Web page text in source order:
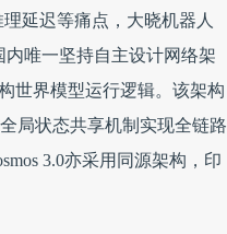
延迟等痛点，大晓机器人
内唯一坚持自主设计网络架
世界模型运行逻辑。该架构
局状态共享机制实现全链路
3.0亦采用同源架构，印